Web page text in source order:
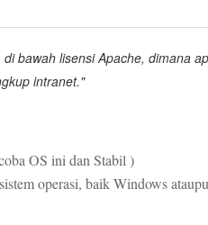
bawah lisensi Apache, dimana
intranet."
OS ini dan Stabil )
operasi, baik Windows